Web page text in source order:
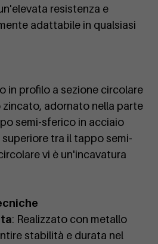
resistenza e
adattabile in qualsiasi
in profilo a sezione circolare
zincato, adornato nella parte
semi-sferico in acciaio
tra il tappo semi-
vi è un'incavatura
: Realizzato con metallo
stabilità e durata nel